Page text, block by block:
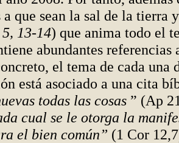
que sean la sal de la tierra
13-14) que anima todo el
abundantes referencias
el tema de cada una
está asociado a una cita
todas las cosas ” (Ap
cual se le otorga la
el bien común” (1 Cor